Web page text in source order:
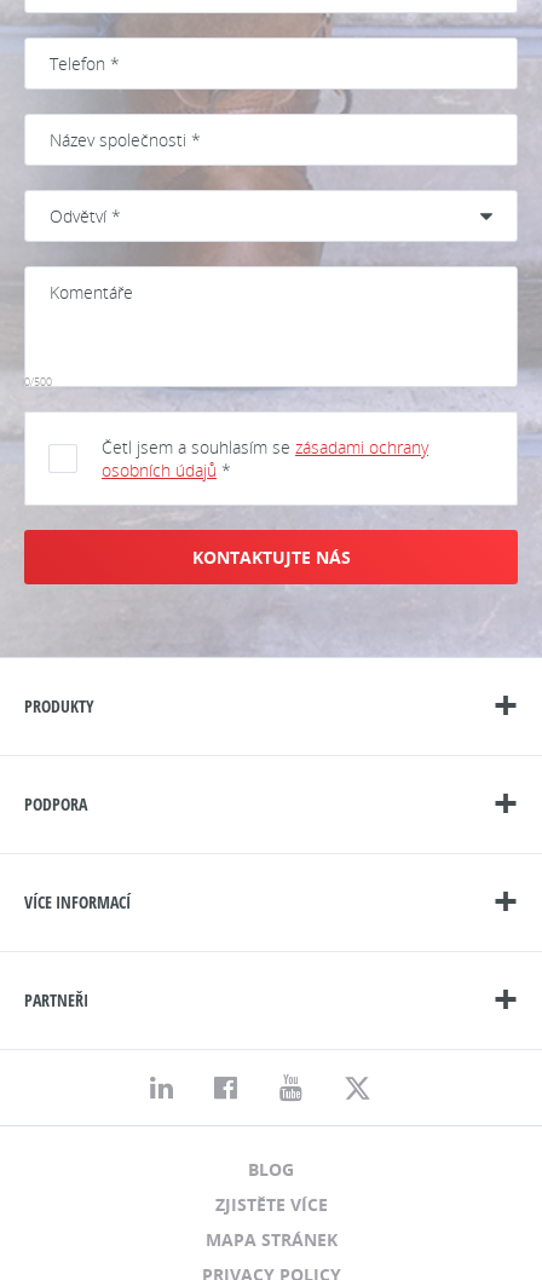
0/500
Četl jsem a souhlasím se zásadami ochrany
osobních údajů *
KONTAKTUJTE NÁS
PRODUKTY
PODPORA
VÍCE INFORMACÍ
PARTNEŘI
BLOG
ZJISTĚTE VÍCE
MAPA STRÁNEK
PRIVACY POLICY